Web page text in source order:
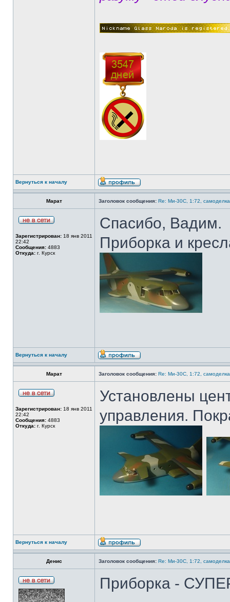
Вернуться к началу
Марат Заголовок сообщения: Re: Ми-30С, 1:72, самоделка
Зарегистрирован: 18 янв 2011
22:42
Сообщения: 4883
Откуда: г. Курск
Спасибо, Вадим.
Приборка и
Вернуться к началу
Марат Заголовок сообщения: Re: Ми-30С, 1:72, самоделка
Зарегистрирован: 18 янв 2011
22:42
Сообщения: 4883
Откуда: г. Курск
Установлены
управления.
Вернуться к началу
Денис Заголовок сообщения: Re: Ми-30С, 1:72, самоделка
Приборка -